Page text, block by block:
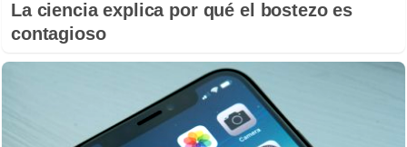
La ciencia explica por qué el bostezo es
contagioso